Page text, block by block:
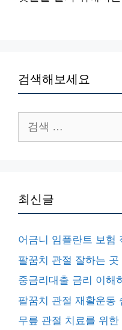
검색해보세요
색:
최신글
어금니 임플란트 보험
팔꿈치 관절 잘하는 곳
중금리대출 금리 이해
팔꿈치 관절 재활운동
무릎 관절 치료를 위한